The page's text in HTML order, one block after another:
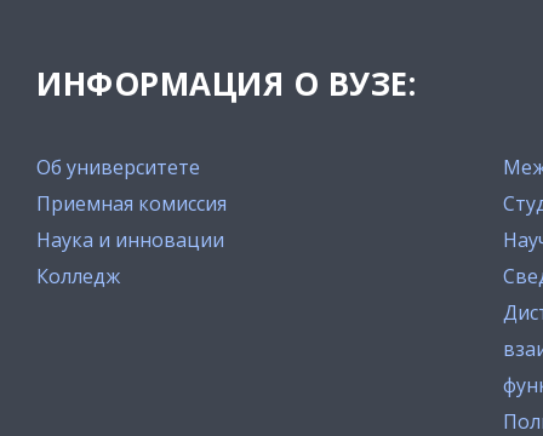
ИНФОРМАЦИЯ О ВУЗЕ:
Об университете
Приемная комиссия
Наука и инновации
Колледж